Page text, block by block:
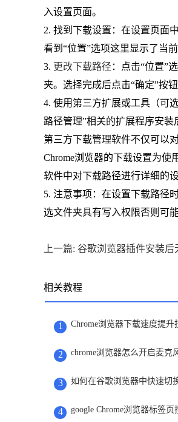
入设置页面。
2. 找到下载设置：在设置页面
看到“位置”选项这里显示了当
3. 更改下载路径 ：点击“位置”
夹。选择完成后点击“确定”按
4. 使用第三方扩展或工具（可
路径管理”相关的扩展程序安
第三方下载管理软件不仅可以
Chrome浏览器的下载设置为使
软件中对下载路径进行详细的
5. 注意事项：在设置下载路径
选文件夹具有写入权限否则可
相关教程
1 Chrome浏览器下载速度提升
2 chrome浏览器怎么开启麦克
3 如何在谷歌浏览器中快速切
4 google Chrome浏览器标签